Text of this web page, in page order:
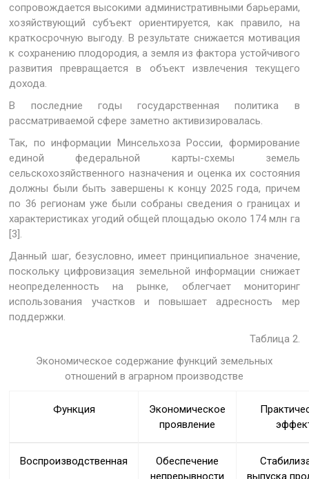
сопровождается высокими административными барьерами,
хозяйствующий субъект ориентируется, как правило, на
краткосрочную выгоду. В результате снижается мотивация
к сохранению плодородия, а земля из фактора устойчивого
развития превращается в объект извлечения текущего
дохода.
В последние годы государственная политика в
рассматриваемой сфере заметно активизировалась.
Так, по информации Минсельхоза России, формирование
единой федеральной карты-схемы земель
сельскохозяйственного назначения и оценка их состояния
должны были быть завершены к концу 2025 года, причем
по 36 регионам уже были собраны сведения о границах и
характеристиках угодий общей площадью около 174 млн га
[3].
Данный шаг, безусловно, имеет принципиальное значение,
поскольку цифровизация земельной информации снижает
неопределенность на рынке, облегчает мониторинг
использования участков и повышает адресность мер
поддержки.
Таблица 2.
Экономическое содержание функций земельных
отношений в аграрном производстве
Функция
Экономическое
проявление
Воспроизводственная
Обеспечение
непрерывности
выпуска